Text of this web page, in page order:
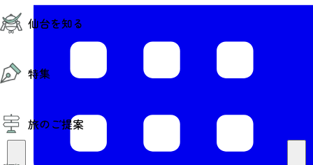
仙台夜時間
モデルコース
お知らせ
お得なチケット
仙台を知る
エリアガイド
仙台から行く東北周遊旅
伝統的工芸品
特集
夜時間トピックス
旅のご提案